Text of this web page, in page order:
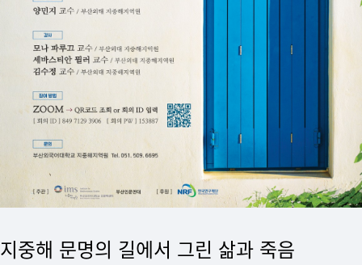
지중해 문명의 길에서 그린 삶과 죽음